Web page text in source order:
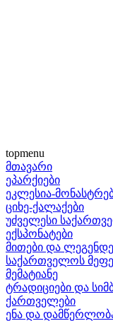
topmenu
მთავარი
ეპარქიები
ეკლესია-
ციხე-ქალაქები
უძველესი
ექსპონატები
მითები და
საქართველოს
მემატიანე
ტრადიციები და
ქართველები
ენა და